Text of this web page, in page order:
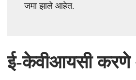
जमा झाले आहेत.
ई-केवीआयसी करणे